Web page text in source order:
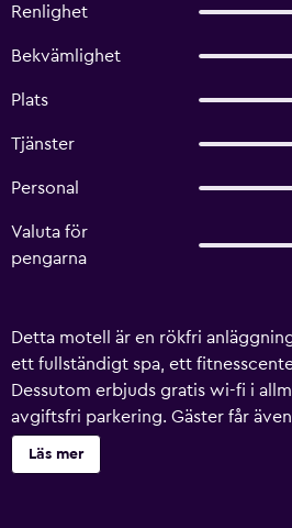
Renlighet
Bekvämlighet
Plats
Tjänster
Personal
Valuta för
pengarna
Detta motell är en rökfri
ett fullständigt spa, ett
Dessutom erbjuds gratis wi-fi i
avgiftsfri parkering. Gäster får
bekvämligheter som
och hjälp med bokning av biljetter
Läs mer